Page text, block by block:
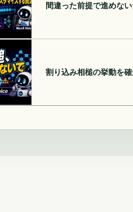
間違った前提で進めな
割り込み相槌の挙動を